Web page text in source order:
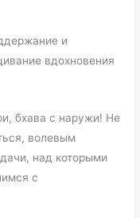
и
вдохновения
бхава с наружи! Не
волевым
над которыми
с